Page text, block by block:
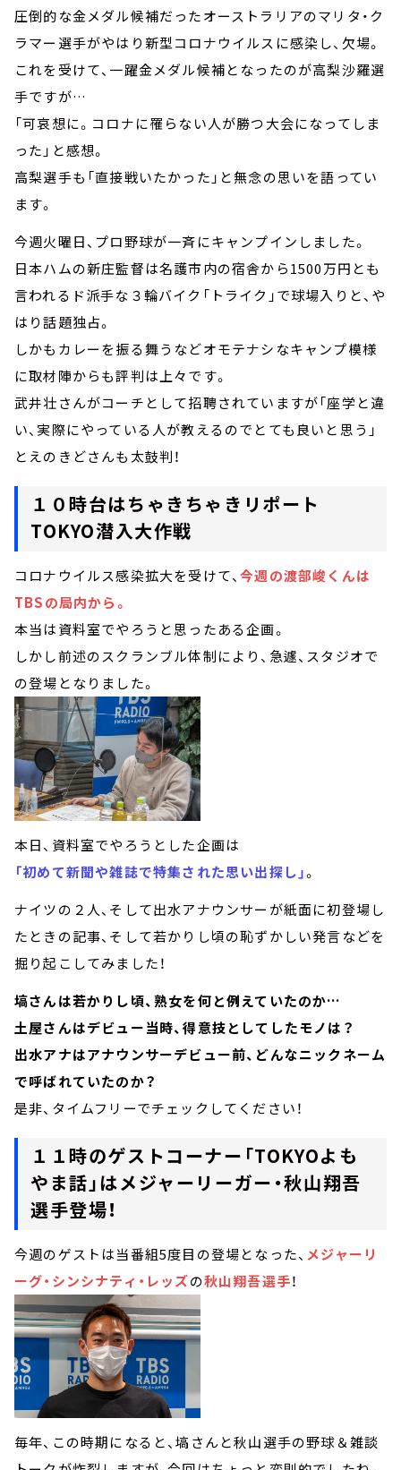
圧倒的な金メダル候補だったオーストラリアのマリタ・ク
ラマー選手がやはり新型コロナウイルスに感染し、欠場。
これを受けて、一躍金メダル候補となったのが高梨沙羅選
手ですが…
「可哀想に。コロナに罹らない人が勝つ大会になってしま
った」と感想。
高梨選手も「直接戦いたかった」と無念の思いを語ってい
ます。
今週火曜日、プロ野球が一斉にキャンプインしました。
日本ハムの新庄監督は名護市内の宿舎から1500万円とも
言われるド派手な３輪バイク「トライク」で球場入りと、や
はり話題独占。
しかもカレーを振る舞うなどオモテナシなキャンプ模様
に取材陣からも評判は上々です。
武井壮さんがコーチとして招聘されていますが「座学と違
い、実際にやっている人が教えるのでとても良いと思う」
とえのきどさんも太鼓判！
１０時台はちゃきちゃきリポート
TOKYO潜入大作戦
コロナウイルス感染拡大を受けて、今週の渡部峻くんは
TBSの局内から。
本当は資料室でやろうと思ったある企画。
しかし前述のスクランブル体制により、急遽、スタジオで
の登場となりました。
本日、資料室でやろうとした企画は
「初めて新聞や雑誌で特集された思い出探し」。
ナイツの２人、そして出水アナウンサーが紙面に初登場し
たときの記事、そして若かりし頃の恥ずかしい発言などを
掘り起こしてみました！
塙さんは若かりし頃、熟女を何と例えていたのか…
土屋さんはデビュー当時、得意技としてしたモノは？
出水アナはアナウンサーデビュー前、どんなニックネーム
で呼ばれていたのか？
是非、タイムフリーでチェックしてください！
１１時のゲストコーナー「TOKYOよも
やま話」はメジャーリーガー・秋山翔吾
選手登場！
今週のゲストは当番組5度目の登場となった、 メジャーリ
ーグ・シンシナティ・レッズの秋山翔吾選手！
毎年、この時期になると、塙さんと秋山選手の野球＆雑談